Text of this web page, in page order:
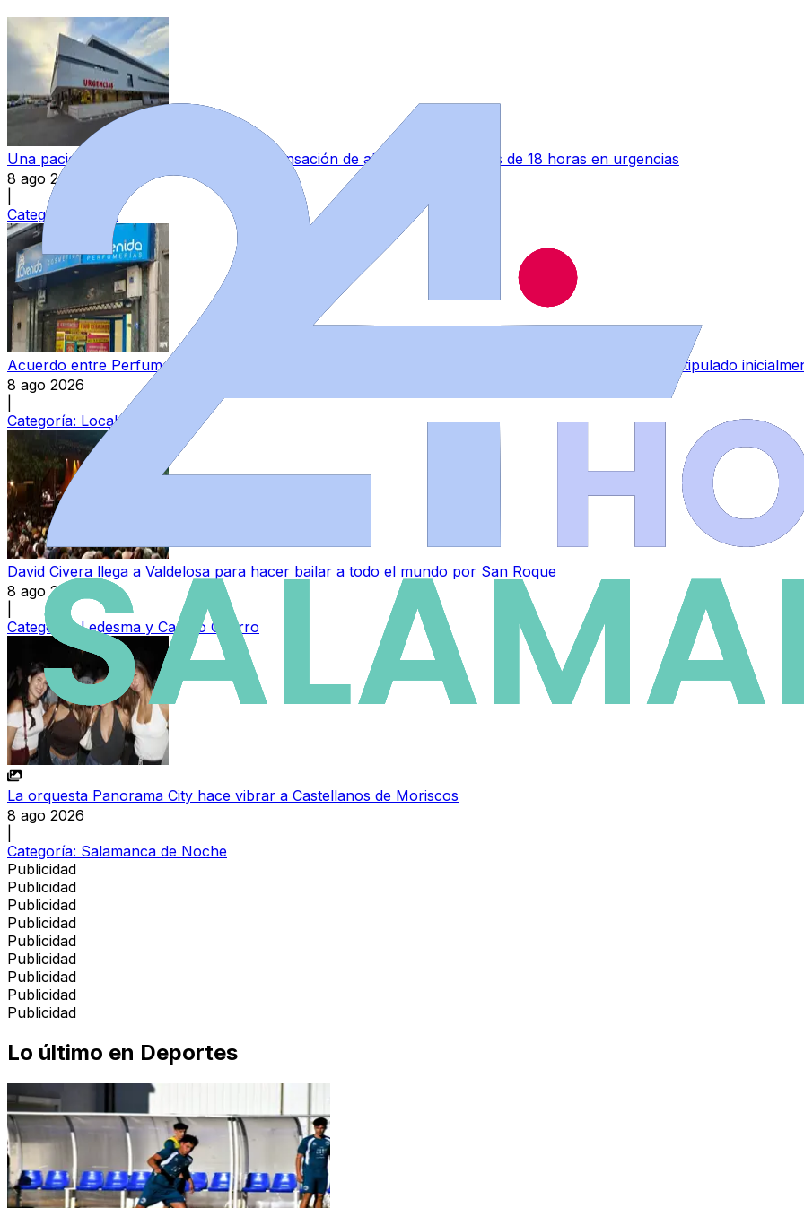
Una paciente denuncia "una continua sensación de abandono" tras más de 18 horas en urgencias
8 ago 2026
Categoría:
Acuerdo entre Perfumerías Avenida y sindicatos para el ERE que afectará a menos personal del estipulado
8 ago 2026
Categoría: Local
David Civera llega a Valdelosa para hacer bailar a todo el mundo por San Roque
8 ago 2026
Categoría:Ledesma y Campo Charro
La orquesta Panorama City hace vibrar a Castellanos de Moriscos
8 ago 2026
Categoría: Salamanca de Noche
Publicidad
Publicidad
Publicidad
Publicidad
Publicidad
Publicidad
Publicidad
Publicidad
Publicidad
Lo último en Deportes